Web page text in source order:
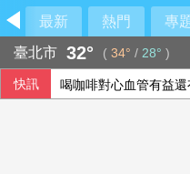
最新 熱門 專
臺北市 32° ( 34° / 28° )
快訊 喝咖啡對心血管有益